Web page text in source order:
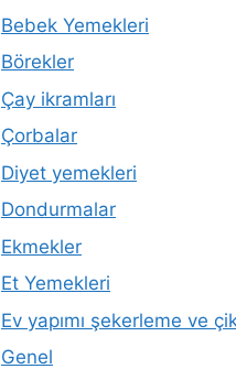
Bebek Yemekleri
Börekler
Çay ikramları
Çorbalar
Diyet yemekleri
Dondurmalar
Ekmekler
Et Yemekleri
Ev yapımı şekerleme ve
Genel